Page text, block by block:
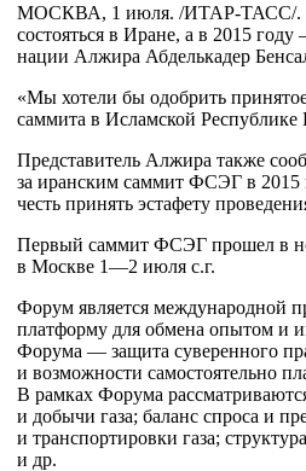
МОСКВА, 1 июля. /ИТАР-ТАСС/.
состояться в Иране, а в 2015
нации Алжира Абделькадер
«Мы хотели бы одобрить
саммита в Исламской
Представитель Алжира также
за иранским саммит ФСЭГ в 2015
честь принять эстафету
Первый саммит ФСЭГ прошел в
в Москве 1—2 июля с.г.
Форум является международной
платформу для обмена опытом и
Форума — защита суверенного
и возможности самостоятельно
В рамках Форума
и добычи газа; баланс спроса и
и транспортировки газа;
и др.